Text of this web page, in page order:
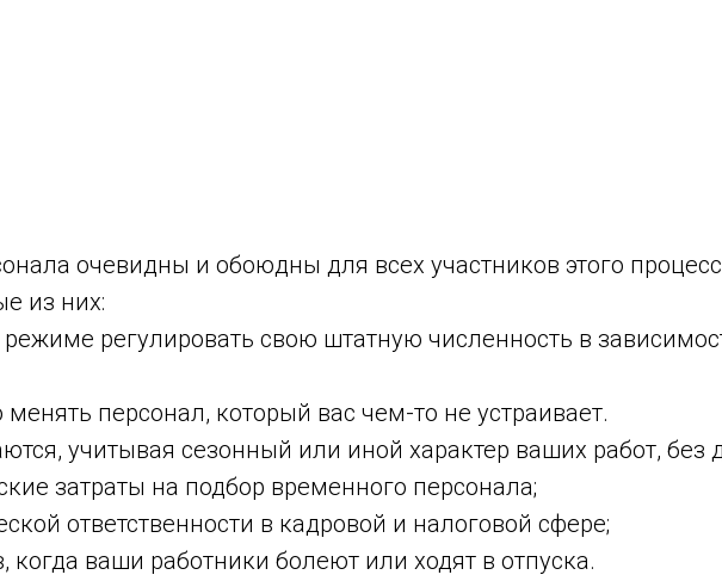
очевидны и обоюдны для всех участников этого
из них:
регулировать свою штатную численность в
персонал, который вас чем-то не устраивает.
учитывая сезонный или иной характер ваших работ, без
затраты на подбор временного персонала;
ответственности в кадровой и налоговой сфере;
когда ваши работники болеют или ходят в отпуска.